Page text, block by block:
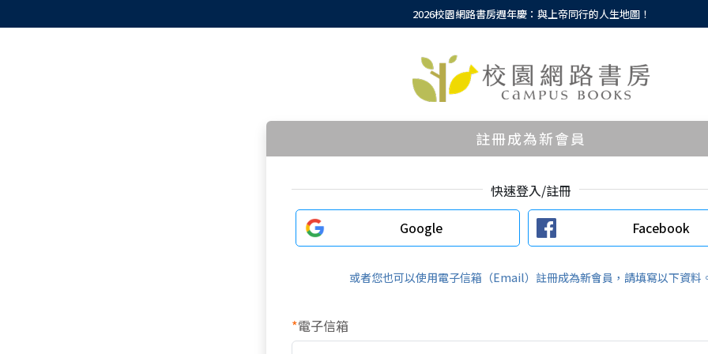
2026校園網路書房週年慶：與上帝同行的人生地圖！
註冊成為新會員
快速登入/註冊
Google
Facebook
或者您也可以使用電子信箱（Email）註冊成為新會員，請填寫以下資料
*電子信箱